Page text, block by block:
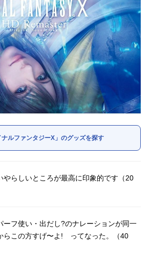
ナルファンタジーX」のグッズを探す
やらしいところが最高に印象的です（20
ーフ使い・出だし?のナレーションが同一
らこの方すげ〜よ! ってなった。（40